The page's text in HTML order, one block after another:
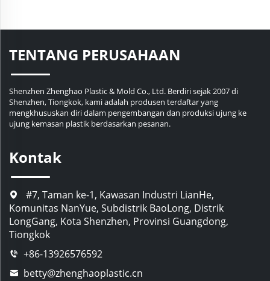
TENTANG PERUSAHAAN
Shenzhen Zhenghao Plastic & Mold Co., Ltd. Berdiri sejak 2007 di
Shenzhen, Tiongkok, kami adalah produsen terdaftar yang
mengkhususkan diri dalam pengembangan dan produksi ujung ke
ujung kemasan plastik berdasarkan pesanan.
Kontak
#7, Taman ke-1, Kawasan Industri LianHe,
Komunitas NanYue, Subdistrik BaoLong, Distrik
LongGang, Kota Shenzhen, Provinsi Guangdong,
Tiongkok
+86-13926576592
betty@zhenghaoplastic.cn